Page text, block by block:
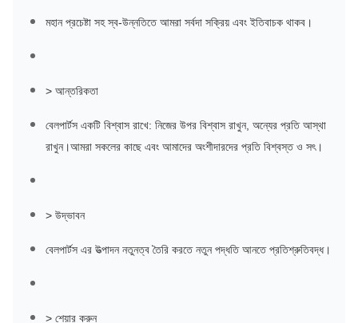
মহান প্রচেষ্টা সহ স্ব-উন্নতিতে আমরা সর্বদা সক্রিয় এবং ইতিবাচক থাকব।
> আন্তরিকতা
বেলপার্টস একটি বিশ্বাস রাখে: নিজের উপর বিশ্বাস রাখুন, অন্যের প্রতি আস্থা
রাখুন।আমরা সকলের কাছে এবং আমাদের অংশীদারদের প্রতি বিশ্বস্ত ও সৎ।
> উদ্ভাবন
বেলপার্টস এর উত্পাদন নতুনত্ব তৈরি করতে নতুন পদ্ধতি আনতে প্রতিশ্রুতিবদ্ধ।
> শেয়ার করুন